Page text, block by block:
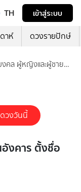
TH
เข้าสู่ระบบ
าห์ ดวงรายปักษ์
คล ผู้หญิงและผู้ชาย
วงวันนี้
งคาร ตั้งชื่อ